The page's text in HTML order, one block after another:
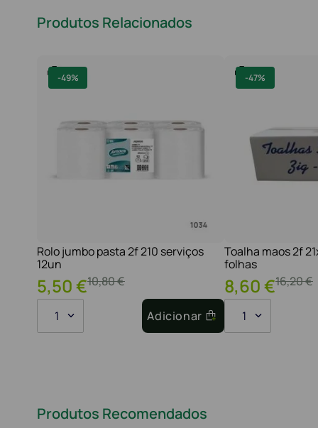
Produtos Relacionados
-49%
Rolo jumbo pasta 2f 210 serviços
12un
10,80€
5,50€
1 Adicionar
-47%
Toalha maos 2f
folhas
16,20€
8,60€
1
Produtos Recomendados